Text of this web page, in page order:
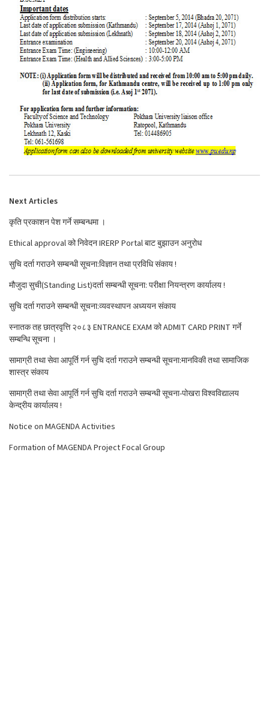
Next Articles
कृति प्रकाशन पेश गर्ने सम्बन्धमा ।
Ethical approval को निवेदन IRERP Portal बाट बुझाउन अनुरोध
सुचि दर्ता गराउने सम्बन्धी सूचना:विज्ञान तथा प्रविधि संकाय !
मौजुदा सुची(Standing List)दर्ता सम्बन्धी सूचना: परीक्षा नियन्त्रण कार्यालय !
सुचि दर्ता गराउने सम्बन्धी सूचना:व्यवस्थापन अध्ययन संकाय
स्नातक तह छात्रवृत्ति २०८३ ENTRANCE EXAM को ADMIT CARD PRINT गर्ने
सम्बन्धि सूचना ।
सामाग्री तथा सेवा आपूर्ति गर्न सुचि दर्ता गराउने सम्बन्धी सूचना:मानविकी तथा सामाजिक
शास्त्र संकाय
सामाग्री तथा सेवा आपूर्ति गर्न सुचि दर्ता गराउने सम्बन्धी सूचना-पोखरा विश्वविद्यालय
केन्द्रीय कार्यालय !
Notice on MAGENDA Activities
Formation of MAGENDA Project Focal Group